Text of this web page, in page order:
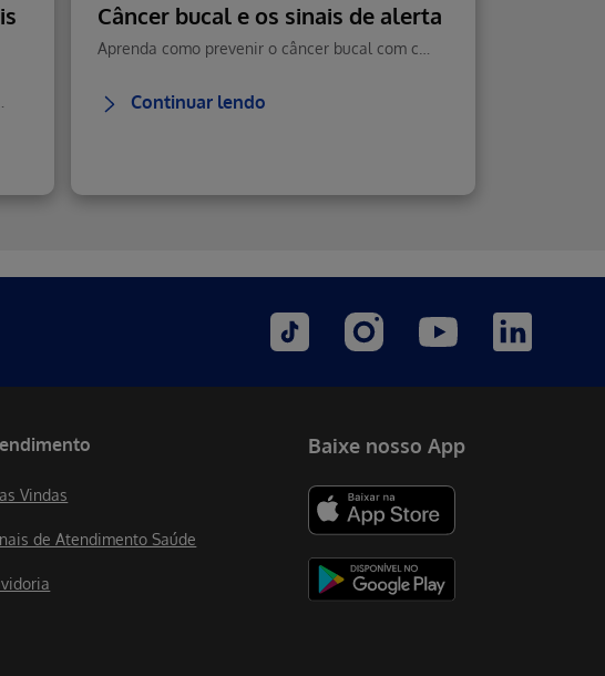
Câncer bucal e os sinais de alerta
Continuar lendo
Vindas
de Atendimento Saúde
Baixe nosso App